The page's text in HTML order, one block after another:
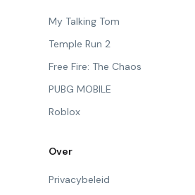
My Talking Tom
Temple Run 2
Free Fire: The Chaos
PUBG MOBILE
Roblox
Over
Privacybeleid